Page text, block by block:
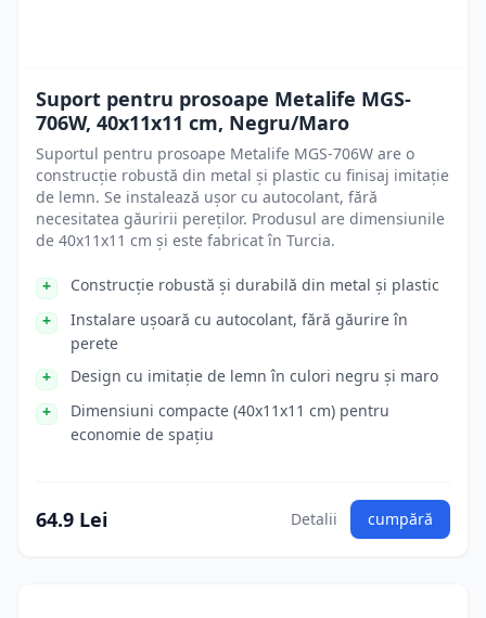
Suport pentru prosoape Metalife MGS-
706W, 40x11x11 cm, Negru/Maro
Suportul pentru prosoape Metalife MGS-706W are o
construcție robustă din metal și plastic cu finisaj imitație
de lemn. Se instalează ușor cu autocolant, fără
necesitatea găuririi pereților. Produsul are dimensiunile
de 40x11x11 cm și este fabricat în Turcia.
Construcție robustă și durabilă din metal și plastic
Instalare ușoară cu autocolant, fără găurire în
perete
Design cu imitație de lemn în culori negru și maro
Dimensiuni compacte (40x11x11 cm) pentru
economie de spațiu
64.9 Lei Detalii cumpără